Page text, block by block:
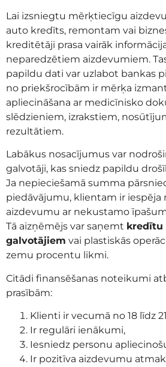
Lai izsniegtu mērķtiecīgu
auto kredīts, remontam vai
kreditētāji prasa vairāk
neparedzētiem aizdevumiem.
papildu dati var uzlabot bankas
no priekšrocībām ir mērķa
apliecināšana ar medicīnisko
slēdzieniem, izrakstiem,
rezultātiem.
Labākus nosacījumus var
galvotāji, kas sniedz papildu
Ja nepieciešamā summa
piedāvājumu, klientam ir iespēja
aizdevumu ar nekustamo
Tā aizņēmējs var saņemt kredītu
galvotājiem vai plastiskās
zemu procentu likmi.
Citādi finansēšanas noteikumi
prasībām:
Klienti ir vecumā no 18 līdz
Ir regulāri ienākumi,
Iesniedz personu
Ir pozitīva aizdevumu